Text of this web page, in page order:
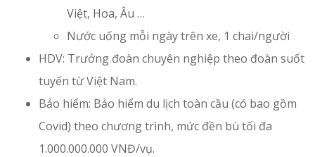
Việt, Hoa, Âu …
Nước uống mỗi ngày trên xe, 1 chai/người
HDV: Trưởng đoàn chuyên nghiệp theo đoàn suốt
tuyến từ Việt Nam.
Bảo hiểm: Bảo hiểm du lịch toàn cầu (có bao gồm
Covid) theo chương trình, mức đền bù tối đa
1.000.000.000 VNĐ/vụ.